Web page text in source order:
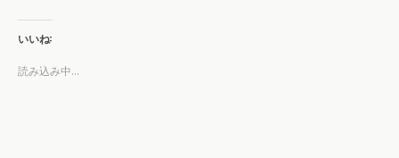
いいね:
読み込み中…